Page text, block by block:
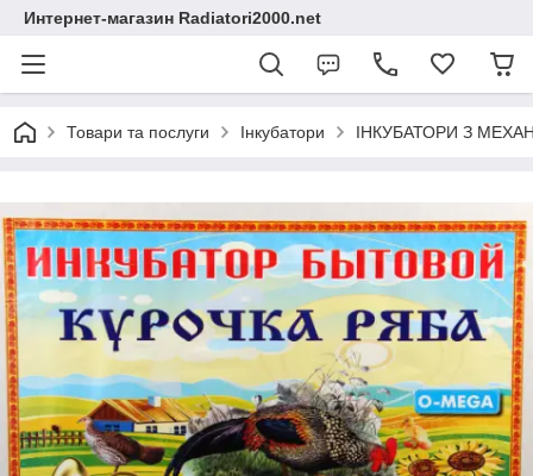
Интернет-магазин Radiatori2000.net
Товари та послуги Інкубатори ІНКУБАТОРИ З